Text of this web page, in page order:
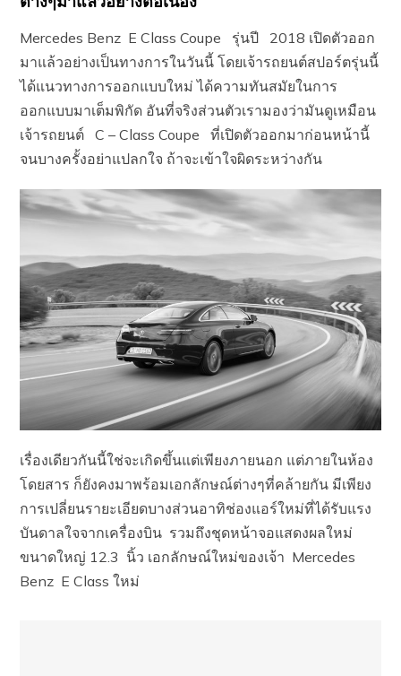
Mercedes Benz E Class Coupe รุ่นปี 2018 เปิดตัวออก
มาแล้วอย่างเป็นทางการในวันนี้ โดยเจ้ารถยนต์สปอร์ตรุ่นนี้
ได้แนวทางการออกแบบใหม่ ได้ความทันสมัยในการ
ออกแบบมาเต็มพิกัด อันที่จริงส่วนตัวเรามองว่ามันดูเหมือน
เจ้ารถยนต์ C – Class Coupe ที่เปิดตัวออกมาก่อนหน้านี้
จนบางครั้งอย่าแปลกใจ ถ้าจะเข้าใจผิดระหว่างกัน
เรื่องเดียวกันนี้ใช่จะเกิดขึ้นแต่เพียงภายนอก แต่ภายในห้อง
โดยสาร ก็ยังคงมาพร้อมเอกลักษณ์ต่างๆที่คล้ายกัน มีเพียง
การเปลี่ยนรายะเอียดบางส่วนอาทิช่องแอร์ใหม่ที่ได้รับแรง
บันดาลใจจากเครื่องบิน รวมถึงชุดหน้าจอแสดงผลใหม่
ขนาดใหญ่ 12.3 นิ้ว เอกลักษณ์ใหม่ของเจ้า Mercedes
Benz E Class ใหม่